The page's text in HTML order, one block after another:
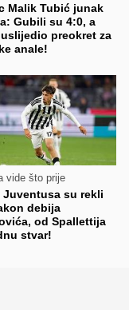
Malik Tubić junak
Gubili su 4:0, a
preokret za
anale!
vide što prije
Juventusa su rekli
debija
od Spallettija
stvar!